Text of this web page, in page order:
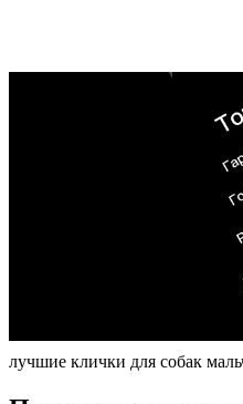
лучшие клички для собак